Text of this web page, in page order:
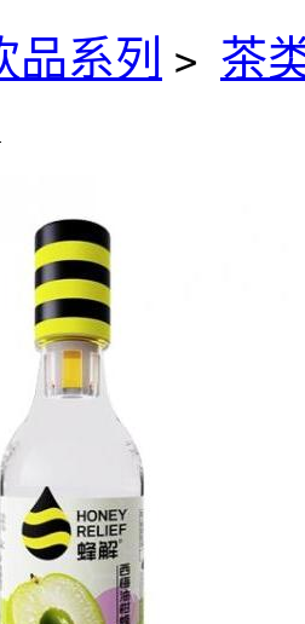
品系列 > 茶